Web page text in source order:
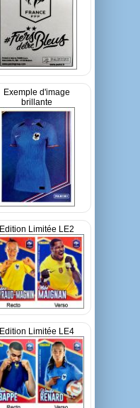
Exemple d'image
brillante
Edition Limitée LE2
Edition Limitée LE4